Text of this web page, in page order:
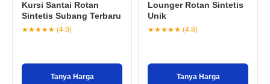
Kursi Santai Rotan
Sintetis Subang Terbaru
★★★★★ (4.9)
Tanya Harga
Lounger Rotan Sintetis
Unik
★★★★★ (4.8)
Tanya Harga